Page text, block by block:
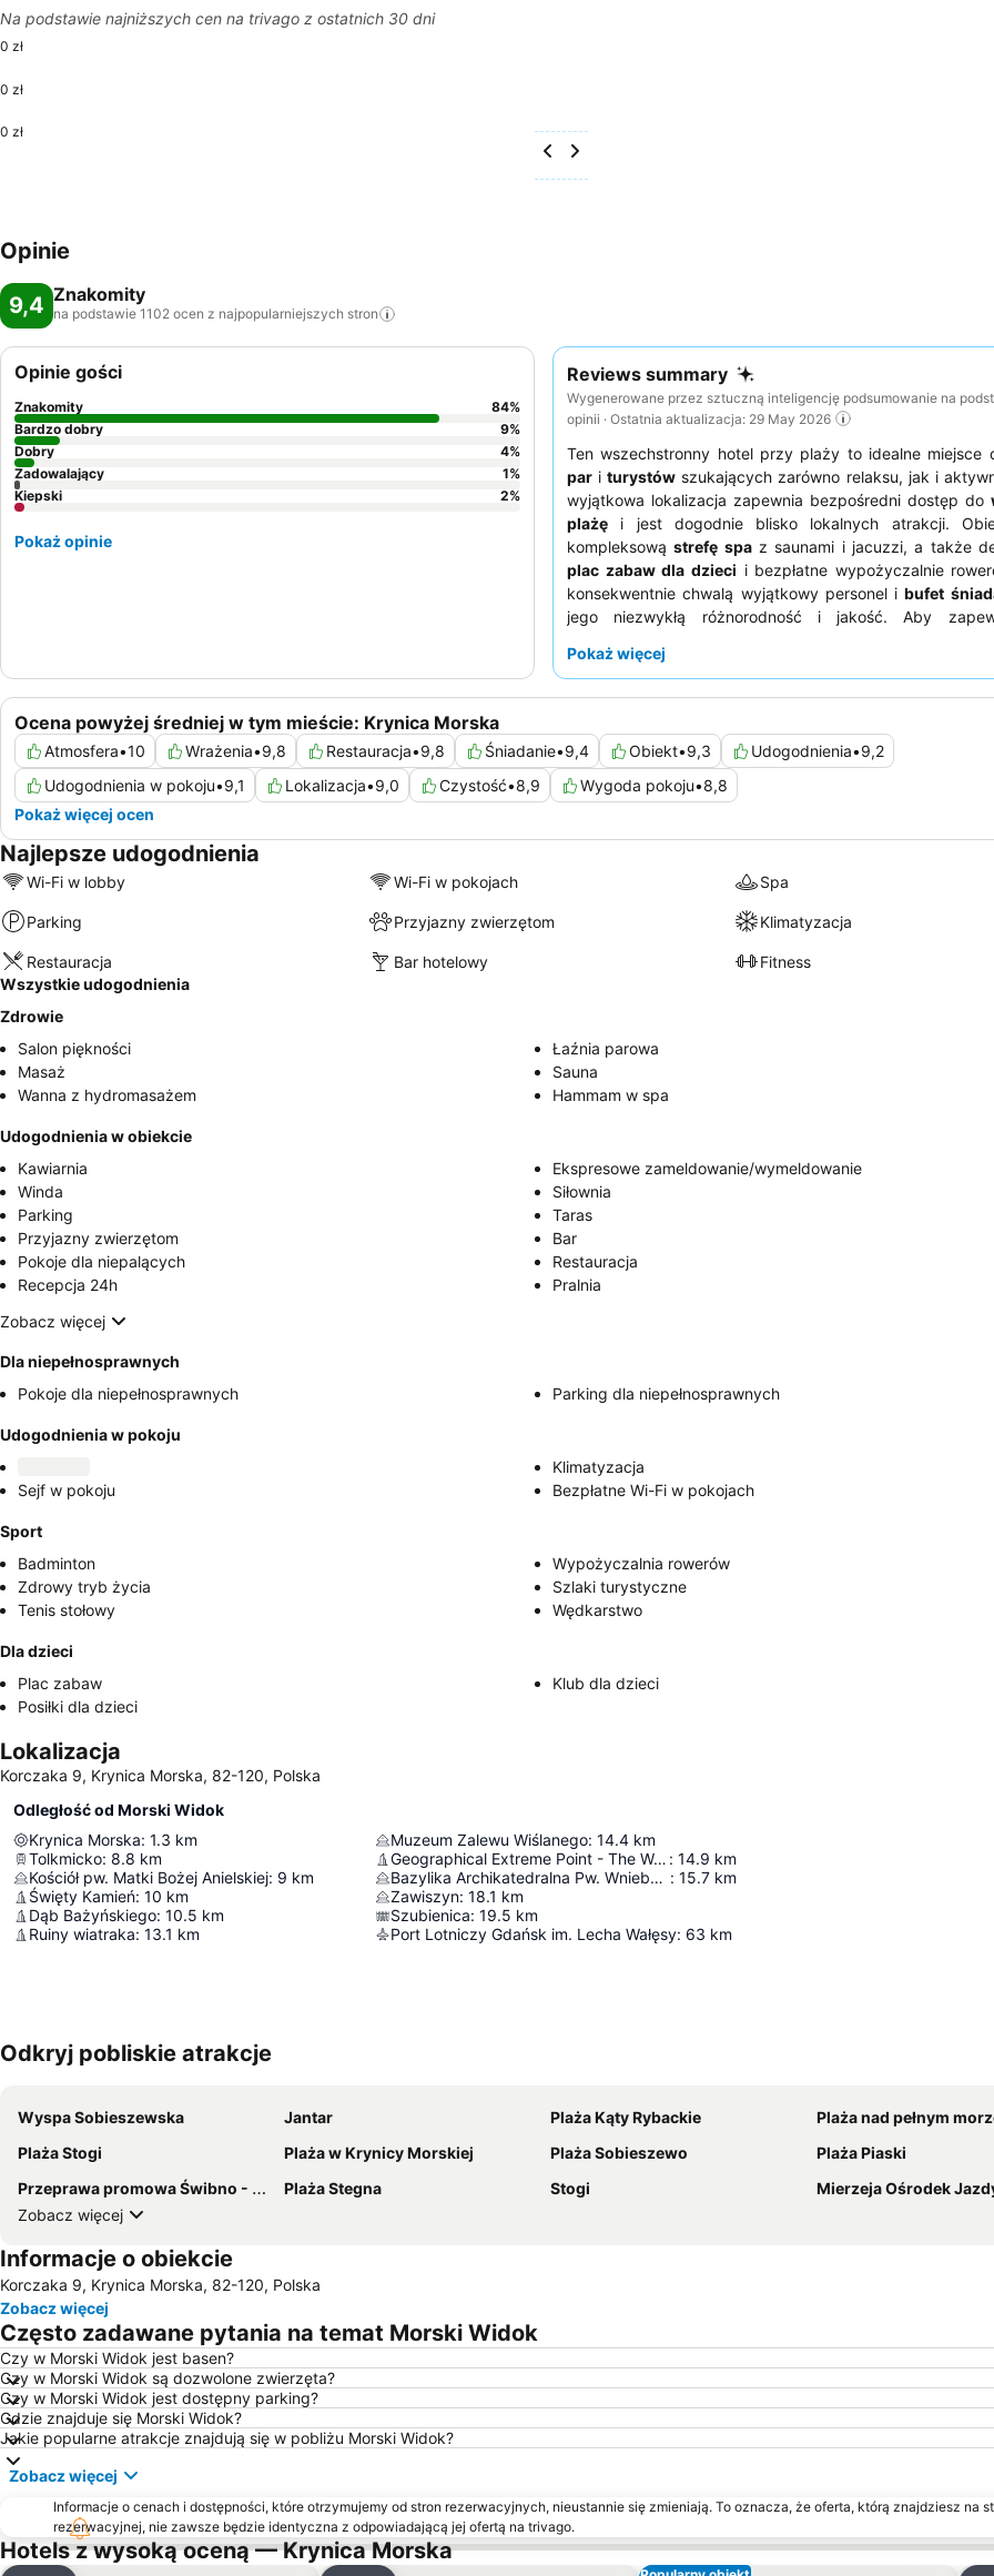
Na podstawie najniższych cen na trivago z ostatnich 30 dni
0 zł
0 zł
0 zł
Opinie
9,4 Znakomity
na podstawie 1102 ocen z najpopularniejszych stron
Reviews summary
Wygenerowane przez sztuczną inteligencję podsumowanie na
opinii · Ostatnia aktualizacja: 29 May 2026
Ten wszechstronny hotel przy plaży to idealne miejsce
par iturystów szukających zarówno relaksu, jak i
wyjątkowa lokalizacja zapewnia bezpośredni dostęp do
plażę i jest dogodnie blisko lokalnych atrakcji.
kompleksowąstrefę spaz saunami i jacuzzi, a także
plac zabaw dla dzieci i bezpłatne wypożyczalnie
konsekwentnie chwalą wyjątkowy personel ibufet
jego niezwykłą różnorodność i jakość. Aby
widokiem na morze
Pokaż więcej
Ocena powyżej średniej w tym mieście: Krynica Morska
Atmosfera•10 Wrażenia•9,8 Restauracja•9,8 Śniadanie•9,4 Obiekt•9,3 Udogodnienia•9,2
Udogodnienia w pokoju•9,1 Lokalizacja•9,0 Czystość•8,9 Wygoda pokoju•8,8
Pokaż więcej ocen
Opinie gości
Znakomity 84%
Bardzo dobry
9%
Dobry
4%
Zadowalający
1%
Kiepski
2%
Pokaż opinie
Najlepsze udogodnienia
Wi-Fi w lobby Wi-Fi w pokojach Spa
Parking Przyjazny zwierzętom Klimatyzacja
Restauracja Bar hotelowy
Fitness
Wszystkie udogodnienia
Zdrowie
Salon piękności
Łaźnia parowa
Masaż
Sauna
Wanna z hydromasażem
Hammam w spa
Udogodnienia w obiekcie
Kawiarnia
Ekspresowe zameldowanie/wymeldowanie
Winda
Siłownia
Parking
Taras
Przyjazny zwierzętom
Bar
Pokoje dla niepalących
Restauracja
Recepcja 24h
Pralnia
Zobacz więcej
Dla niepełnosprawnych
Pokoje dla niepełnosprawnych
Parking dla niepełnosprawnych
Udogodnienia w pokoju
Klimatyzacja
Sejf w pokoju
Bezpłatne Wi-Fi w pokojach
Sport
Badminton
Wypożyczalnia rowerów
Zdrowy tryb życia
Szlaki turystyczne
Tenis stołowy
Wędkarstwo
Dla dzieci
Plac zabaw
Klub dla dzieci
Posiłki dla dzieci
Lokalizacja
Korczaka 9, Krynica Morska, 82-120, Polska
Odległość od Morski Widok
Krynica Morska: 1.3 km
Tolkmicko: 8.8 km
Kościół pw. Matki Bożej Anielskiej: 9 km
Święty Kamień: 10 km
Dąb Bażyńskiego: 10.5 km
Ruiny wiatraka: 13.1 km
Muzeum Zalewu Wiślanego: 14.4 km
Geographical Extreme Point - The Westernmost Point Of Russia : 14.9 km
Bazylika Archikatedralna Pw. Wniebowzięcia Najświętszej Maryi Panny I Świętego Andrzeja : 15.7 km
Zawiszyn: 18.1 km
Szubienica: 19.5 km
Port Lotniczy Gdańsk im. Lecha Wałęsy: 63 km
Odkryj pobliskie atrakcje
Wyspa Sobieszewska Jantar Plaża Kąty Rybackie
Plaża nad pełnym
Plaża Stogi
Plaża w Krynicy Morskiej Plaża Sobieszewo
Plaża Piaski
Przeprawa promowa Świbno - Mikoszewo
Plaża Stegna Stogi
Mierzeja Ośrodek
Zobacz więcej
Informacje o obiekcie
Korczaka 9, Krynica Morska, 82-120, Polska
Zobacz więcej
Często zadawane pytania na temat Morski Widok
Czy w Morski Widok jest basen?
Czy w Morski Widok są dozwolone zwierzęta?
Czy w Morski Widok jest dostępny parking?
Gdzie znajduje się Morski Widok?
Jakie popularne atrakcje znajdują się w pobliżu Morski Widok?
Zobacz więcej
Informacje o cenach i dostępności, które otrzymujemy od stron rezerwacyjnych, nieustannie się zmieniają. To oznacza, że oferta, którą znajdziesz na
rezerwacyjnej, nie zawsze będzie identyczna z odpowiadającą jej ofertą na trivago.
Hotels z wysoką oceną — Krynica Morska